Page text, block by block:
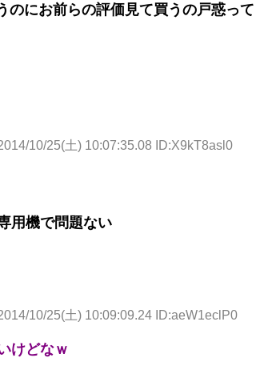
のにお前らの評価見て買うの戸惑って
10/25(土) 10:07:35.08 ID:X9kT8asl0
用機で問題ない
10/25(土) 10:09:09.24 ID:aeW1eclP0
けどなｗ